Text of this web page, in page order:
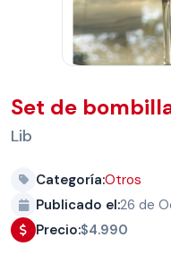
Set de
Lib
Categoría:Otros
Publicado el:26 de
Precio:$4.990